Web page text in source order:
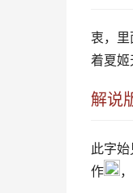
衷，
着夏姬
解说
此字
作